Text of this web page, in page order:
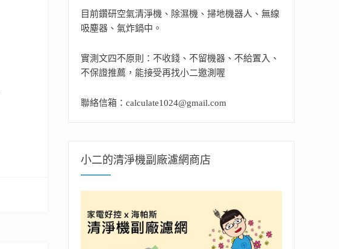
目前鑽研空氣清淨機、除濕機、掃地機器人、無線
吸塵器、氣炸鍋中。
實測文四不原則：不收錢、不留機器、不給置入、
不保證推薦，能接受再找小二邀測喔
聯絡信箱：calculate1024@gmail.com
小二的清淨機副廠濾網商店